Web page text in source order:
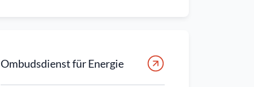
Ombudsdienst für Energie